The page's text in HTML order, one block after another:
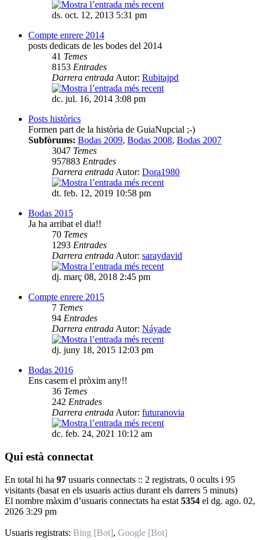
ds. oct. 12, 2013 5:31 pm
Compte enrere 2014
posts dedicats de les bodes del 2014
41 Temes
8153 Entrades
Darrera entrada Autor: Rubitajpd
dc. jul. 16, 2014 3:08 pm
Posts històrics
Formen part de la història de GuiaNupcial ;-)
Subfòrums: Bodas 2009, Bodas 2008, Bodas 2007
3047 Temes
957883 Entrades
Darrera entrada Autor: Dora1980
dt. feb. 12, 2019 10:58 pm
Bodas 2015
Ja ha arribat el dia!!
70 Temes
1293 Entrades
Darrera entrada Autor: saraydavid
dj. març 08, 2018 2:45 pm
Compte enrere 2015
7 Temes
94 Entrades
Darrera entrada Autor: Náyade
dj. juny 18, 2015 12:03 pm
Bodas 2016
Ens casem el pròxim any!!
36 Temes
242 Entrades
Darrera entrada Autor: futuranovia
dc. feb. 24, 2021 10:12 am
Qui està connectat
En total hi ha 97 usuaris connectats :: 2 registrats, 0 ocults i 95
visitants (basat en els usuaris actius durant els darrers 5 minuts)
El nombre màxim d’usuaris connectats ha estat 5354 el dg. ago. 02,
2026 3:29 pm
Usuaris registrats: Bing [Bot], Google [Bot]